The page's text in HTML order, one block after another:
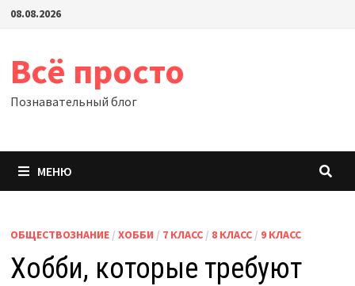
Перейти
08.08.2026
Всё просто
Познавательный блог
МЕНЮ
ОБЩЕСТВОЗНАНИЕ/ ХОББИ / 7 КЛАСС/ 8 КЛАСС/ 9 КЛАСС
Хобби, которые требуют